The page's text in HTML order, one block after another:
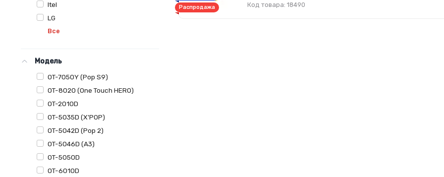
Itel
LG
Все
Модель
OT-7050Y (Pop S9)
OT-8020 (One Touch HERO)
OT-2010D
OT-5035D (X'POP)
OT-5042D (Pop 2)
OT-5046D (A3)
OT-5050D
OT-6010D
Код товара: 18490
Распродажа